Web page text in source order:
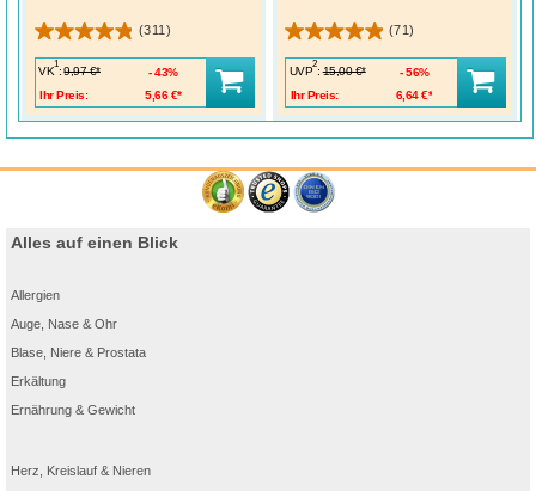
(311)
VK
1
: 9,97 €*
Ihr Preis:
5,66 €*
43%
(71)
UVP
2
: 15,00 €*
Ihr Preis:
6,64 €*
56%
Alles auf einen Blick
Allergien
Auge, Nase & Ohr
Blase, Niere & Prostata
Erkältung
Ernährung & Gewicht
Herz, Kreislauf & Nieren